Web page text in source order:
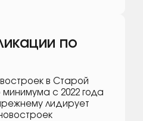
по
в Старой
с 2022 года
лидирует